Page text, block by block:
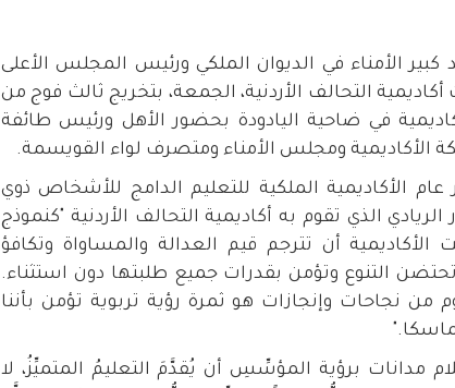
الأمناء في الديوان الملكي ورئيس المجلس الأعلى
التحالف الأردنية، الجمعة، بتخريج ثالث فوج من
في ضاحية اليادودة بحضور الأهل ورئيس طائفة
الأكاديمية ومجلس الأمناء ومتصرف لواء القويسمة.
عام الأكاديمية الملكية للتعليم الدامج للأشخاص ذوي
الذي تقوم به أكاديمية التحالف الأردنية "كنموذج
أن تترجم قيم العدالة والمساواة وتكافؤ
التنوع وتؤمن بقدرات جميع طلبتها دون استثناء.
نجاحات وإنجازات هو ثمرة رؤية تربوية تؤمن بأننا
مدانات برؤية المؤسِّسِ أن يُقدَّمَ التعليمُ المتميِّزُ، لا